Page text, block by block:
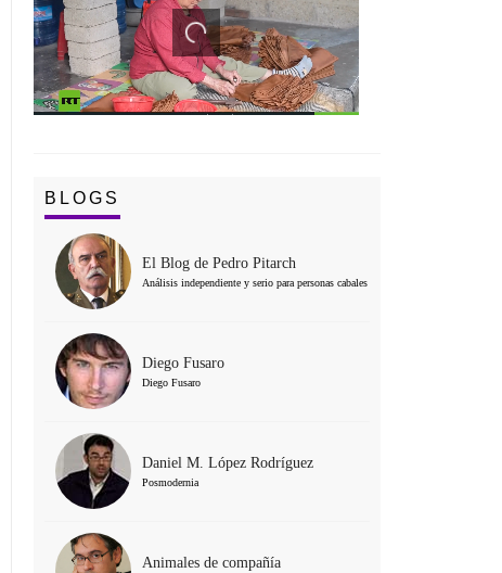
BLOGS
El Blog de Pedro Pitarch
Análisis independiente y serio para personas cabales
Diego Fusaro
Diego Fusaro
Daniel M. López Rodríguez
Posmodernia
Animales de compañía